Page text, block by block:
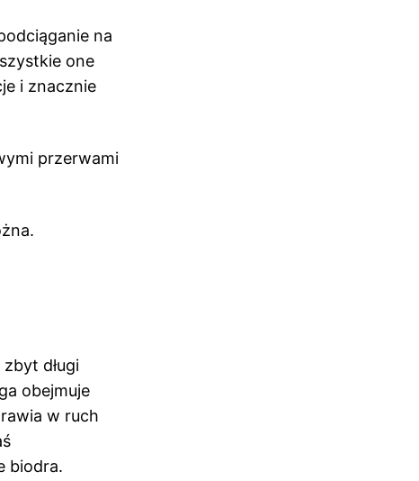
na
one
i znacznie
przerwami
długi
obejmuje
w ruch
biodra.